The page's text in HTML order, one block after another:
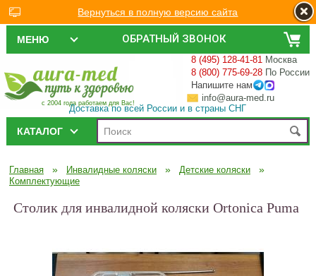
ОБРАТНЫЙ ЗВОНОК
МЕНЮ
с 2004 года работаем для Вас!
8 (495) 128-41-81 Москва
8 (800) 775-69-28 По России
Напишите нам
info@aura-med.ru
Доставка по всей России и в страны СНГ
КАТАЛОГ
Главная » Инвалидные коляски » Детские коляски »
Комплектующие
Столик для инвалидной коляски Ortonica Puma
Вернуться в полную версию сайта